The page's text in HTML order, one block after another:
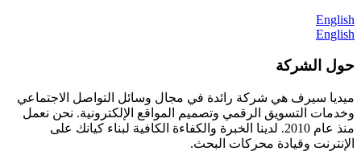
English
English
حول الشركة
ميديا ​​سيرف هي شركة رائدة في مجال وسائل التواصل الاجتماعي
وخدمات التسويق الرقمي وتصميم المواقع الإلكترونية. نحن نعمل
منذ عام 2010. لدينا الخبرة والكفاءة الكافية لبناء كيانك على
الإنترنت وقيادة محركات البحث.